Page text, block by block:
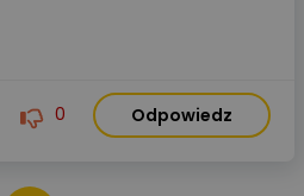
0 Odpowiedz